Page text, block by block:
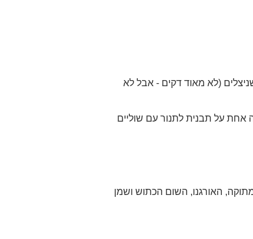
(לא מאוד דקים - אבל לא
על תבנית לתנור עם שוליים
האורגנו, השום הכתוש ושמן